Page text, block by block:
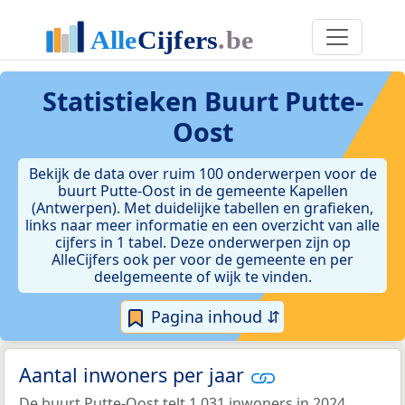
Statistieken Buurt Putte-
Oost
Bekijk de data over ruim 100 onderwerpen voor de
buurt Putte-Oost in de gemeente Kapellen
(Antwerpen). Met duidelijke tabellen en grafieken,
links naar meer informatie en een overzicht van alle
cijfers in 1 tabel. Deze onderwerpen zijn op
AlleCijfers ook per voor de gemeente en per
deelgemeente of wijk te vinden.
Pagina inhoud ⇵
Aantal inwoners per jaar